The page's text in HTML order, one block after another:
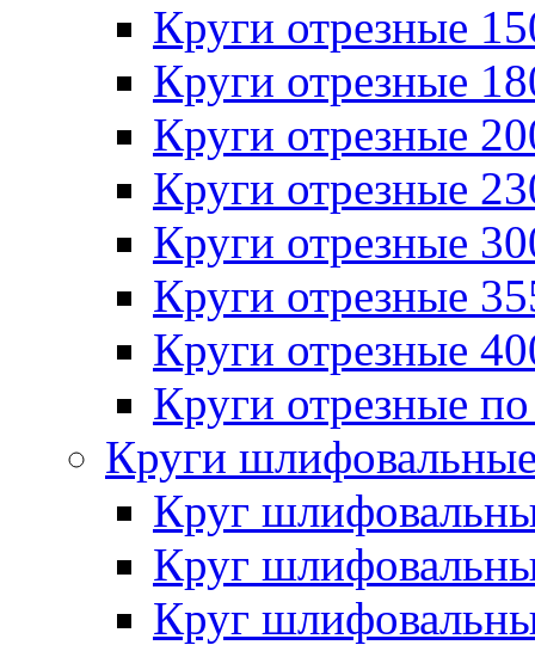
Круги отрезные
Круги отрезные
Круги отрезные
Круги отрезные
Круги отрезные
Круги отрезные
Круги отрезные
Круги отрезные
Круги
Круг
Круг
Круг